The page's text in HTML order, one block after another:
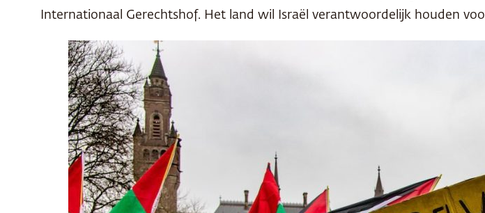
Internationaal Gerechtshof. Het land wil Israël verantwoordelijk houden